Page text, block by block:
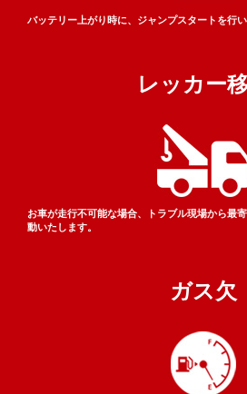
バッテリー上がり時に、 ジャンプスタートを行い
レッカー
お車が走行不可能な場合、 トラブル現場から最
動いたします。
ガス欠